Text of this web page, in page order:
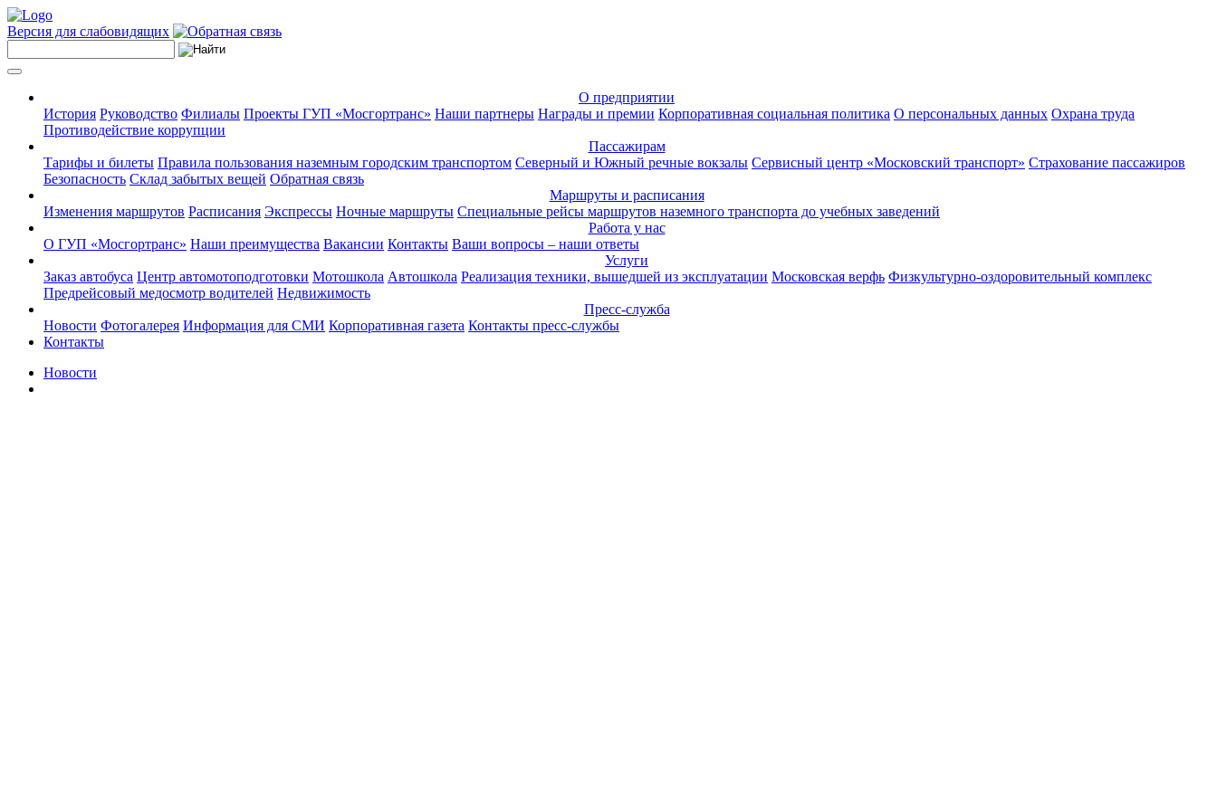
Версия для слабовидящих
О предприятии
История Руководство Филиалы Проекты ГУП «Мосгортранс» Наши партнеры Награды и премии Корпоративная социальная политика О персональных данных Охрана труда
Противодействие коррупции
Пассажирам
Тарифы и билеты Правила пользования наземным городским транспортом Северный и Южный речные вокзалы Сервисный центр «Московский транспорт» Страхование пассажиров
Безопасность Склад забытых вещей Обратная связь
Маршруты и расписания
Изменения маршрутов Расписания Экспрессы Ночные маршруты Специальные рейсы маршрутов наземного транспорта до учебных заведений
Работа у нас
О ГУП «Мосгортранс» Наши преимущества Вакансии Контакты Ваши вопросы – наши ответы
Услуги
Заказ автобуса Центр автомотоподготовки Мотошкола Автошкола Реализация техники, вышедшей из эксплуатации Московская верфь Физкультурно-оздоровительный комплекс
Предрейсовый медосмотр водителей Недвижимость
Пресс-служба
Новости Фотогалерея Информация для СМИ Корпоративная газета Контакты пресс-службы
Контакты
Новости